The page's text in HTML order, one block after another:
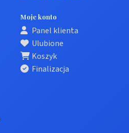
Moje konto
Panel klienta
Ulubione
Koszyk
Finalizacja